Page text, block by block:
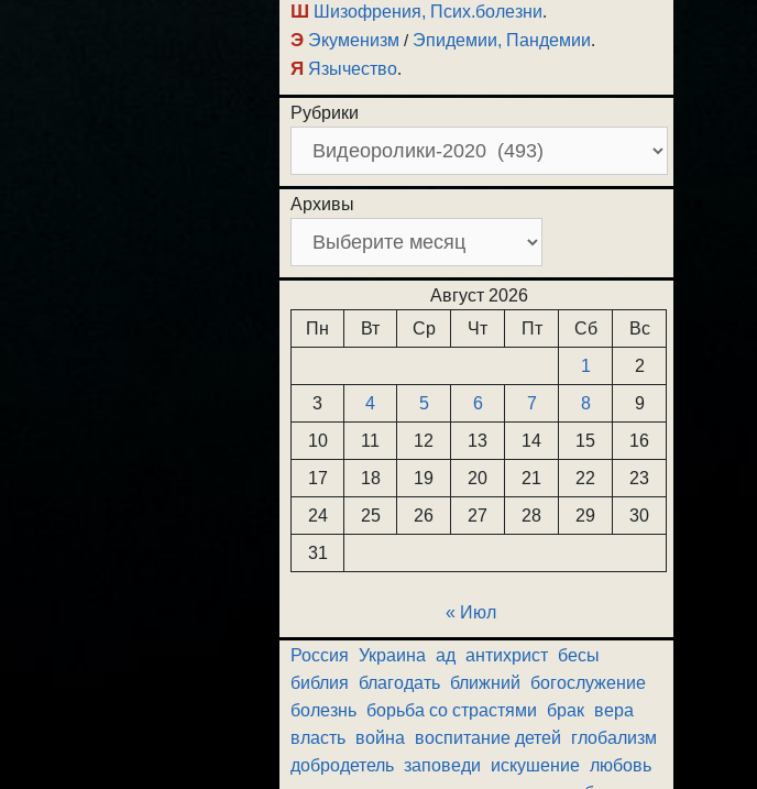
Ш Шизофрения, Псих.болезни.
Э Экуменизм / Эпидемии, Пандемии.
Я Язычество.
Рубрики
Архивы
Август 2026
Пн
Вт Ср Чт Пт Сб
Вс
1
2
3
4 5 6 7 8
9
10
11 12 13 14 15
16
17
18 19 20 21 22
23
24
25 26 27 28 29
30
31
« Июл
Россия Украина ад антихрист бесы
библия
благодать ближний
богослужение
болезнь борьба со страстями брак вера
власть война воспитание детей
глобализм
добродетель заповеди искушение любовь